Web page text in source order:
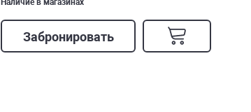
Наличие в магазинах
Забронировать